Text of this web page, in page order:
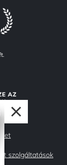
AZ
szolgáltatások